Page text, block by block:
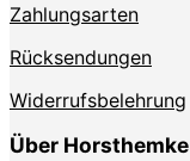
Zahlungsarten
Rücksendungen
Widerrufsbelehrung
Über Horsthemke